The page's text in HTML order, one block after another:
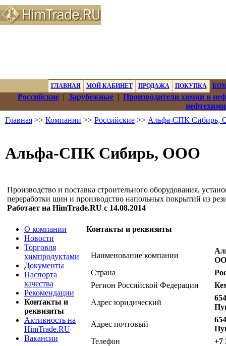
ГЛАВНАЯ МОЙ КАБИНЕТ ПРОДАЖА ПОКУПКА
Российские| Зарубежные| Производители химии и
Главная >> Компании >> Российские >> Альфа-СПК Сибирь,
Альфа-СПК Сибирь, ООО
Производство и поставка строительного оборудования,
переработки шин и производство напольных покрытий из
Работает на HimTrade.RU с 14.08.2014
О компании
Новости
Торговля
химпродуктами
Документы
Паспорта
качества
Рекомендации
Контакты и
реквизиты
Активность на
HimTrade.RU
Вакансии
Контакты и реквизиты
Наименование компании
Страна
Регион Российской Федерации
Адрес юридический
Адрес почтовый
Телефон
+7